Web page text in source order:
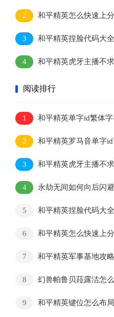
键位码怎么用？
2
和平精英怎么快速上
模式加经验最多？
3
和平精英捏脸代码大
捏脸代码
4
和平精英虎牙主播不
阅读排行
1
和平精英单字id繁体
字单字id没人用的
2
和平精英罗马音单字
英日语单字id可复制
3
和平精英虎牙主播不
键位设置 不求人灵敏度分享码
4
永劫无间如何向后闪
5
和平精英捏脸代码大
6
和平精英怎么快速上
7
和平精英军事基地攻
8
幻兽帕鲁贝菈露洁怎
9
和平精英键位怎么布